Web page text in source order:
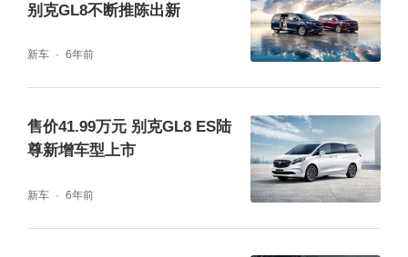
别克GL8不断推陈出新
新车 6年前
售价41.99万元 别克GL8 ES陆
尊新增车型上市
新车 6年前